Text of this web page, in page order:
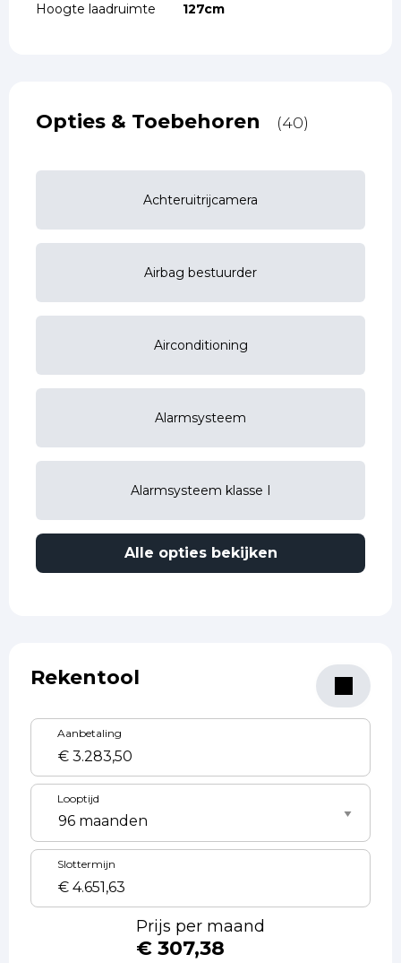
Hoogte laadruimte 127cm
Opties & Toebehoren (40)
Achteruitrijcamera
Airbag bestuurder
Airconditioning
Alarmsysteem
Alarmsysteem klasse I
Alle opties bekijken
Rekentool
Aanbetaling
Looptijd
Slottermijn
Prijs per maand
€ 307,38